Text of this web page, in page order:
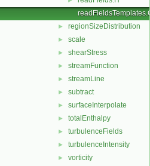
readFieldsTemplates.C
► regionSizeDistribution
► scale
► shearStress
► streamFunction
► streamLine
► subtract
► surfaceInterpolate
► totalEnthalpy
► turbulenceFields
► turbulenceIntensity
► vorticity